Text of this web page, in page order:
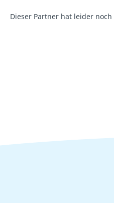
Dieser Partner hat leider